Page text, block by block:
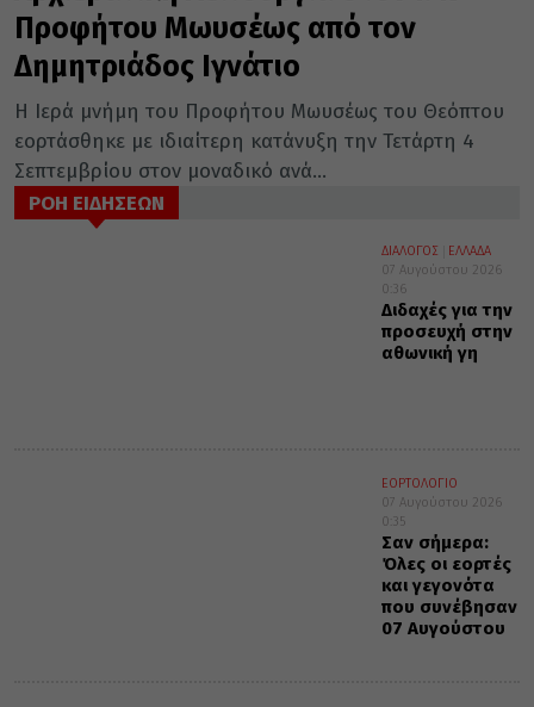
Προφήτου Μωυσέως από τον
Δημητριάδος Ιγνάτιο
Η Ιερά μνήμη του Προφήτου Μωυσέως του Θεόπτου
εορτάσθηκε με ιδιαίτερη κατάνυξη την Τετάρτη 4
Σεπτεμβρίου στον μοναδικό ανά...
ΡΟΗ ΕΙΔΗΣΕΩΝ
ΔΙΑΛΟΓΟΣ
ΕΛΛΑΔΑ
07 Αυγούστου 2026
0:36
Διδαχές για την
προσευχή στην
αθωνική γη
ΕΟΡΤΟΛΟΓΙΟ
07 Αυγούστου 2026
0:35
Σαν σήμερα:
Όλες οι εορτές
και γεγονότα
που συνέβησαν
07 Αυγούστου